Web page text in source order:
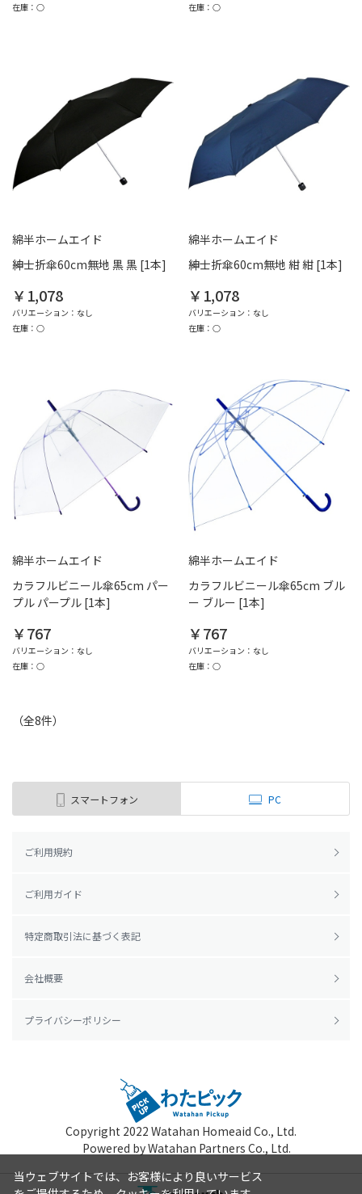
在庫：○
在庫：○
綿半ホームエイド
紳士折傘60cm無地 黒 黒 [1本]
￥1,078
バリエーション：なし
在庫：○
綿半ホームエイド
紳士折傘60cm無地 紺 紺 [1本]
￥1,078
バリエーション：なし
在庫：○
綿半ホームエイド
カラフルビニール傘65cm パー
プル パープル [1本]
￥767
バリエーション：なし
在庫：○
綿半ホームエイド
カラフルビニール傘65cm ブル
ー ブルー [1本]
￥767
バリエーション：なし
在庫：○
（全8件）
スマートフォン PC
ご利用規約
ご利用ガイド
特定商取引法に基づく表記
会社概要
プライバシーポリシー
Copyright 2022 Watahan Homeaid Co., Ltd.
Powered by Watahan Partners Co., Ltd.
当ウェブサイトでは、お客様により良いサービス